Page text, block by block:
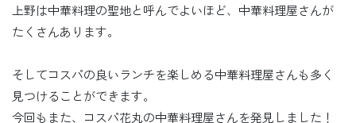
上野は中華料理の聖地と呼んでよいほど、中華料理屋さんが
たくさんあります。
そしてコスパの良いランチを楽しめる中華料理屋さんも多く
見つけることができます。
今回もまた、コスパ花丸の中華料理屋さんを発見しました！